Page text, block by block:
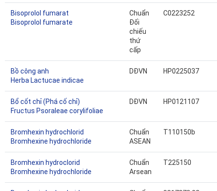
Bisoprolol fumarat
Bisoprolol fumarate
Chuẩn
Đối
chiếu
thứ
cấp
C0223252
Bồ công anh
Herba Lactucae indicae
DĐVN HP0225037
Bổ cốt chỉ (Phá cố chỉ)
Fructus Psoraleae corylifoliae
DĐVN HP0121107
Bromhexin hydrochlorid
Bromhexine hydrochloride
Chuẩn
ASEAN
T110150b
Bromhexin hydroclorid
Bromhexine hydrochloride
Chuẩn
Arsean
T225150